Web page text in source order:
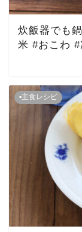
炊飯器でも
米 #おこわ #
▪主食レシピ